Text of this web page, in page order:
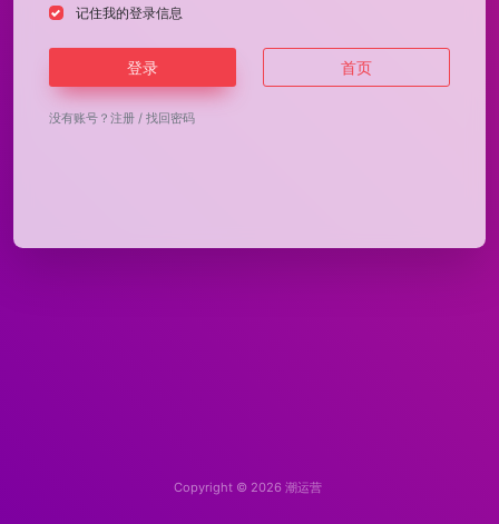
记住我的登录信息
登录 首页
没有账号？ 注册 / 找回密码
Copyright © 2026 潮运营